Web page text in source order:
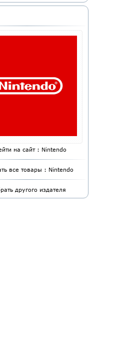
на сайт : Nintendo
все товары : Nintendo
другого издателя